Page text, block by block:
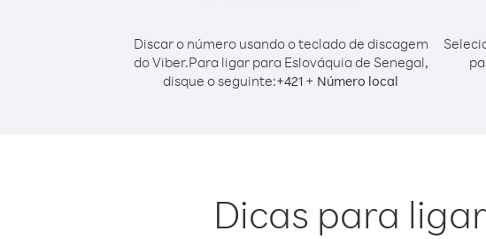
Discar o número usando o teclado de discagem
do Viber.Para ligar para Eslováquia de Senegal,
disque o seguinte:+421 + Número local
Dicas para